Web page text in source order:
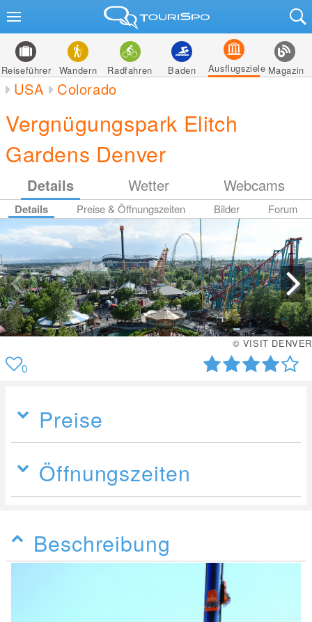
Reiseführer Wandern Radfahren Baden Ausflugsziele Magazin
USA Colorado
Vergnügungspark Elitch
Gardens Denver
Details Wetter Webcams
Details Preise & Öffnungszeiten Bilder Forum
© VISIT DENVER
0
Preise
Öffnungszeiten
Beschreibung